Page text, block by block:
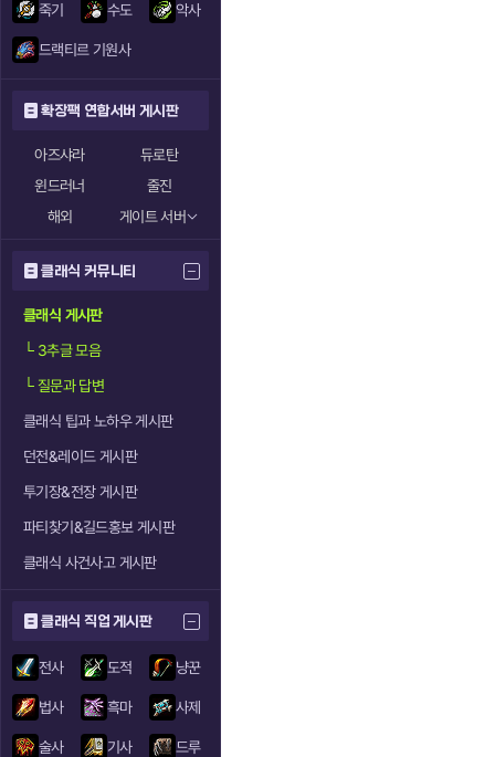
죽기 수도 악사
드랙티르 기원사
확장팩 연합서버 게시판
아즈샤라
듀로탄
윈드러너
줄진
해외
게이트 서버
클래식 커뮤니티
클래식 게시판
└3추글 모음
└질문과 답변
클래식 팁과 노하우 게시판
던전&레이드 게시판
투기장&전장 게시판
파티찾기&길드홍보 게시판
클래식 사건사고 게시판
클래식 직업 게시판
전사 도적 냥꾼
법사 흑마 사제
술사 기사 드루